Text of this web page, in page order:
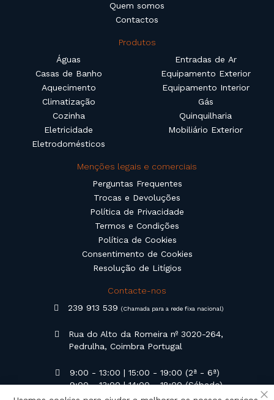
Quem somos
Contactos
Produtos
Águas
Casas de Banho
Aquecimento
Climatização
Cozinha
Eletricidade
Eletrodomésticos
Entradas de Ar
Equipamento Exterior
Equipamento Interior
Gás
Quinquilharia
Mobiliário Exterior
Menções legais e comerciais
Perguntas Frequentes
Trocas e Devoluções
Política de Privacidade
Termos e Condições
Política de Cookies
Consentimento de Cookies
Resolução de Litígios
Contacte-nos
239 913 539(Chamada para a rede fixa nacional)
Rua do Alto da Romeira nº 3020-264,
Pedrulha, Coimbra Portugal
9:00 - 13:00 | 15:00 - 19:00 (2ª - 6ª)
9:00 - 13:00 | 14:00 - 18:00 (Sábado)